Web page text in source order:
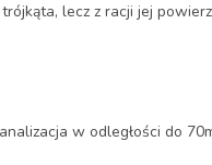
trójkąta, lecz z racji jej
w odległości do